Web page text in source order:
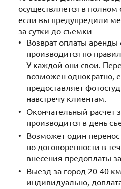
осуществляется в
если вы предупредили
за сутки до съемки
Возврат оплаты аренды
производится по
У каждой они свои.
возможен однократно,
предоставляет
навстречу клиентам.
Окончательный расчет
производится в день
Возможет один
по договоренности в
внесения предоплаты
Выезд за город 20-40
индивидуально,